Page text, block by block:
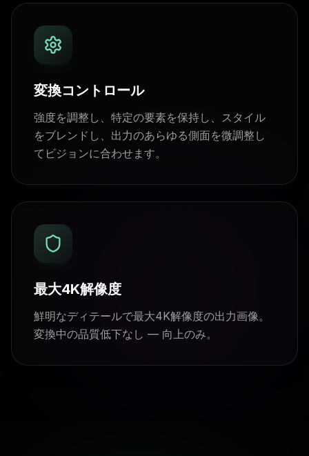
変換コントロール
強度を調整し、特定の要素を保持し、スタイル
をブレンドし、出力のあらゆる側面を微調整し
てビジョンに合わせます。
最大4K解像度
鮮明なディテールで最大4K解像度の出力画像。
変換中の品質低下なし — 向上のみ。